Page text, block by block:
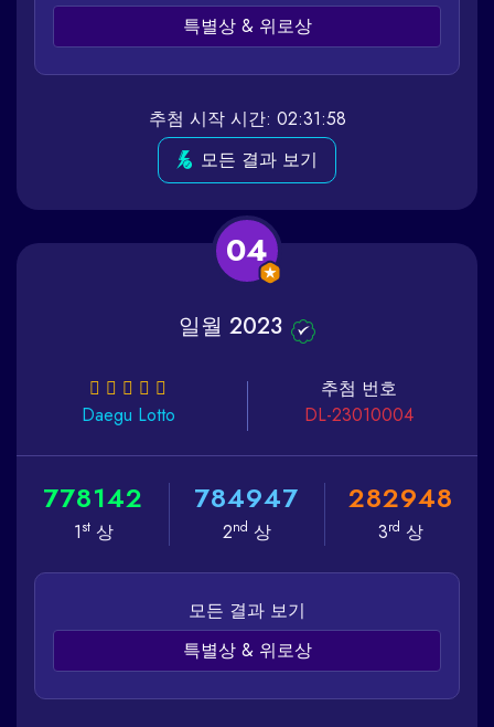
특별상 & 위로상
추첨 시작 시간: 02:31:58
모든 결과 보기
04
일월 2023
Daegu Lotto
추첨 번호
DL-23010004
778142
1st상
784947
2nd 상
282948
3rd 상
모든 결과 보기
특별상 & 위로상